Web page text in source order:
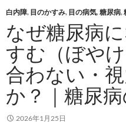
白内障, 目のかすみ, 目の病気,糖尿病,
なぜ糖尿病
すむ（ぼや
合わない・
か？｜糖尿
2026年1月25日